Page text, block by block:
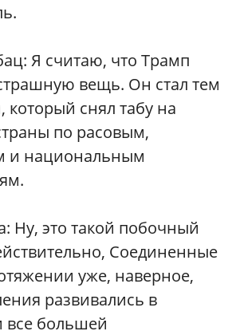
Я считаю, что Трамп
вещь. Он стал тем
который снял табу на
по расовым,
и национальным
Ну, это такой побочный
Соединенные
уже, наверное,
развивались в
все большей